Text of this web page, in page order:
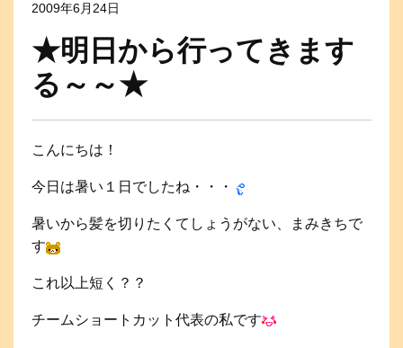
2009年6月24日
★明日から行ってきます
る～～★
こんにちは！
今日は暑い１日でしたね・・・
暑いから髪を切りたくてしょうがない、まみきちで
す
これ以上短く？？
チームショートカット代表の私です